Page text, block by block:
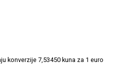
konverzije 7,53450 kuna za 1 euro